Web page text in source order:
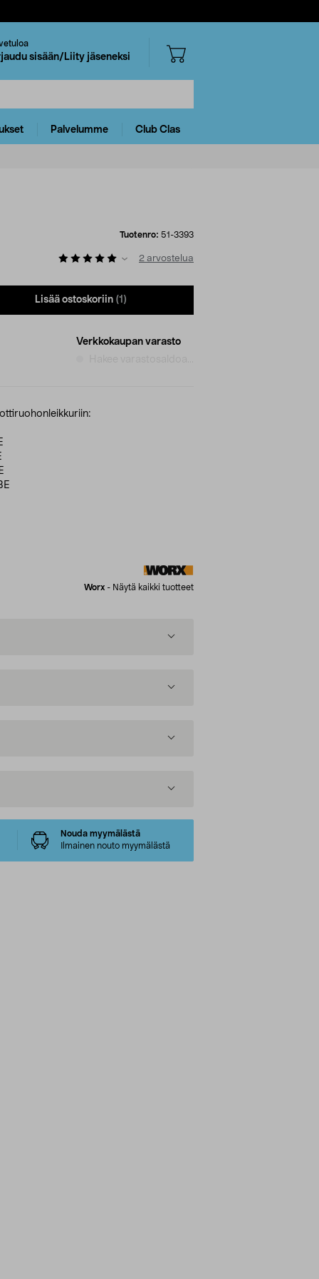
sisään/Liity jäseneksi
Palvelumme Club Clas
Tuotenro: 51-3393
2 arvostelua
Lisää ostoskoriin (1)
Verkkokaupan varasto
Worx - Näytä kaikki tuotteet
Nouda myymälästä
Ilmainen nouto myymälästä